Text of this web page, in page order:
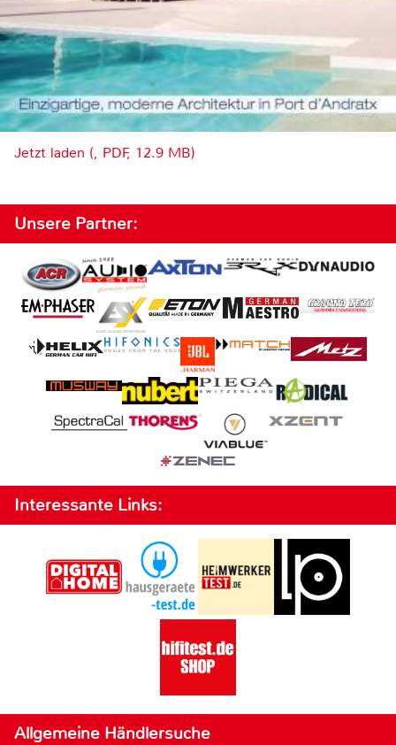
Jetzt laden (, PDF, 12.9 MB)
Unsere Partner:
Interessante Links:
Allgemeine Händlersuche